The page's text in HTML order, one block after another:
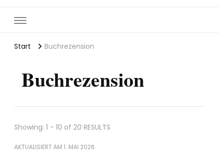
Start Buchrezension
Buchrezension
Showing: 1 - 10 of 20 RESULTS
AKTUALISIERT AM 1. MAI 2026